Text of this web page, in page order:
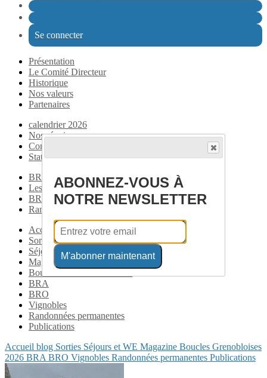
Se connecter
Présentation
Le Comité Directeur
Historique
Nos valeurs
Partenaires
calendrier 2026
Nos réunions
Contacts
Statistiques
BRO (Brevet de Randonneur de l'Oisans) 2026
Les Boucles Grenobloises
BRA 2025
Randonnées permanentes
Accueil blog
Sorties
Séjours et WE
Magazine
Boucles Grenobloises 2026
BRA
BRO
Vignobles
Randonnées permanentes
Publications
Accueil blog Sorties Séjours et WE Magazine Boucles Grenobloises
2026 BRA BRO Vignobles Randonnées permanentes Publications
ABONNEZ-VOUS À
NOTRE NEWSLETTER
M'abonner maintenant